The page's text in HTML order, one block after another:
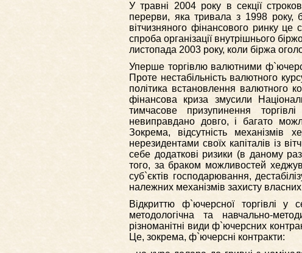
У травні 2004 року в секції
перерви, яка тривала з 1998 року,
вітчизняного фінансового ринку
спроба організації внутрішнього
листопада 2003 року, коли біржа
Уперше торгівлю валютними
Проте нестабільність валютного
політика встановлення валютного
фінансова криза змусили
тимчасове призупинення
невиправдано довго, і багато
Зокрема, відсутність
нерезидентами своїх капіталів із
себе додаткові ризики (в даному
того, за браком можливостей
суб`єктів господарювання,
належних механізмів захисту
Відкриттю ф`ючерсної торгівлі у
методологічна та навчально-
різноманітні види ф`ючерсних
Це, зокрема, ф`ючерсні контракти: